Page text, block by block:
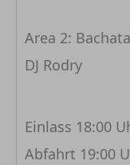
Area 2:
DJ Rodry
Einlass 18:00
Abfahrt 19:00